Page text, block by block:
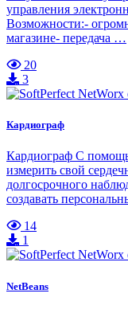
управления
Возможности:-
магазине- передача …
20
3
Кардиограф
Кардиограф С
измерить свой
долгосрочного
создавать
14
1
NetBeans